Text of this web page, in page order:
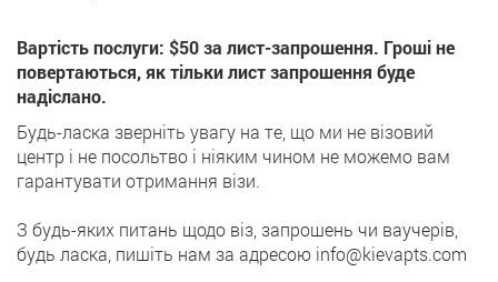
Вартість послуги: $50 за лист-запрошення. Гроші не
повертаються, як тільки лист запрошення буде
надіслано.
Будь-ласка зверніть увагу на те, що ми не візовий
центр і не посольтво і ніяким чином не можемо вам
гарантувати отримання візи.
З будь-яких питань щодо віз, запрошень чи ваучерів,
будь ласка, пишіть нам за адресою info@kievapts.com